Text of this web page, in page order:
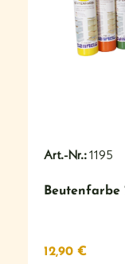
Art.-Nr.:1195
Beutenfarbe
12,90 €